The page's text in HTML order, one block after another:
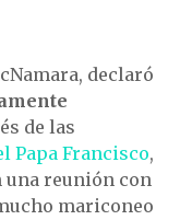
declaró
de las
Papa Francisco,
una reunión con
mariconeo